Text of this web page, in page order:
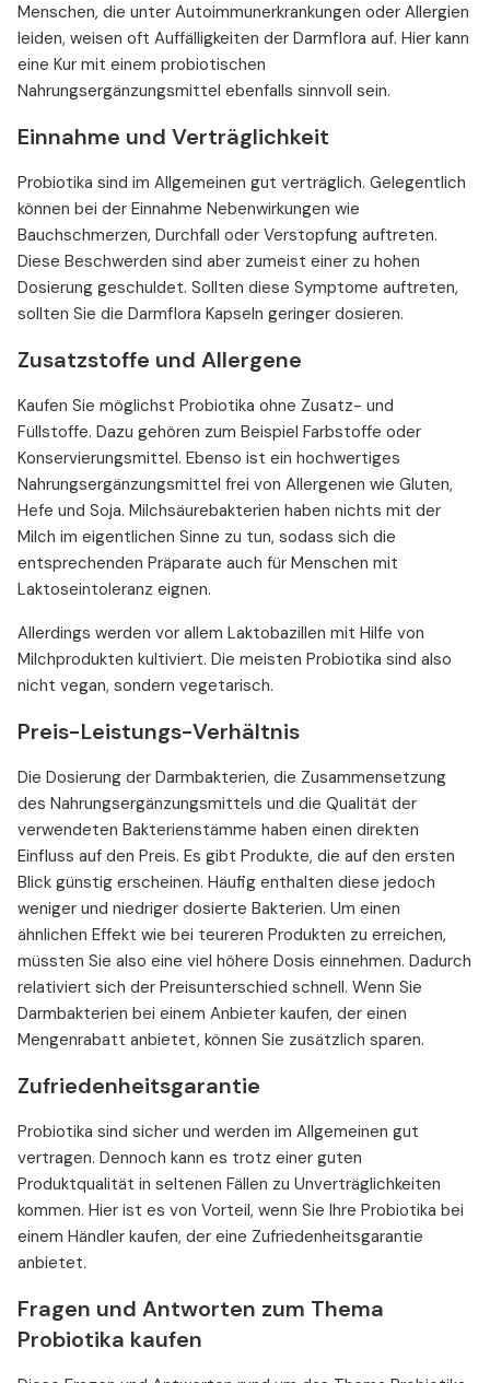
Menschen, die unter Autoimmunerkrankungen oder Allergien
leiden, weisen oft Auffälligkeiten der Darmflora auf. Hier kann
eine Kur mit einem probiotischen
Nahrungsergänzungsmittel ebenfalls sinnvoll sein.
Einnahme und Verträglichkeit
Probiotika sind im Allgemeinen gut verträglich. Gelegentlich
können bei der Einnahme Nebenwirkungen wie
Bauchschmerzen, Durchfall oder Verstopfung auftreten.
Diese Beschwerden sind aber zumeist einer zu hohen
Dosierung geschuldet. Sollten diese Symptome auftreten,
sollten Sie die Darmflora Kapseln geringer dosieren.
Zusatzstoffe und Allergene
Kaufen Sie möglichst Probiotika ohne Zusatz- und
Füllstoffe. Dazu gehören zum Beispiel Farbstoffe oder
Konservierungsmittel. Ebenso ist ein hochwertiges
Nahrungsergänzungsmittel frei von Allergenen wie Gluten,
Hefe und Soja. Milchsäurebakterien haben nichts mit der
Milch im eigentlichen Sinne zu tun, sodass sich die
entsprechenden Präparate auch für Menschen mit
Laktoseintoleranz eignen.
Allerdings werden vor allem Laktobazillen mit Hilfe von
Milchprodukten kultiviert. Die meisten Probiotika sind also
nicht vegan, sondern vegetarisch.
Preis-Leistungs-Verhältnis
Die Dosierung der Darmbakterien, die Zusammensetzung
des Nahrungsergänzungsmittels und die Qualität der
verwendeten Bakterienstämme haben einen direkten
Einfluss auf den Preis. Es gibt Produkte, die auf den ersten
Blick günstig erscheinen. Häufig enthalten diese jedoch
weniger und niedriger dosierte Bakterien. Um einen
ähnlichen Effekt wie bei teureren Produkten zu erreichen,
müssten Sie also eine viel höhere Dosis einnehmen. Dadurch
relativiert sich der Preisunterschied schnell. Wenn Sie
Darmbakterien bei einem Anbieter kaufen, der einen
Mengenrabatt anbietet, können Sie zusätzlich sparen.
Zufriedenheitsgarantie
Probiotika sind sicher und werden im Allgemeinen gut
vertragen. Dennoch kann es trotz einer guten
Produktqualität in seltenen Fällen zu Unverträglichkeiten
kommen. Hier ist es von Vorteil, wenn Sie Ihre Probiotika bei
einem Händler kaufen, der eine Zufriedenheitsgarantie
anbietet.
Fragen und Antworten zum Thema
Probiotika kaufen